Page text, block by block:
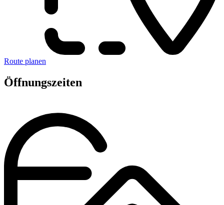
Route planen
Öffnungszeiten